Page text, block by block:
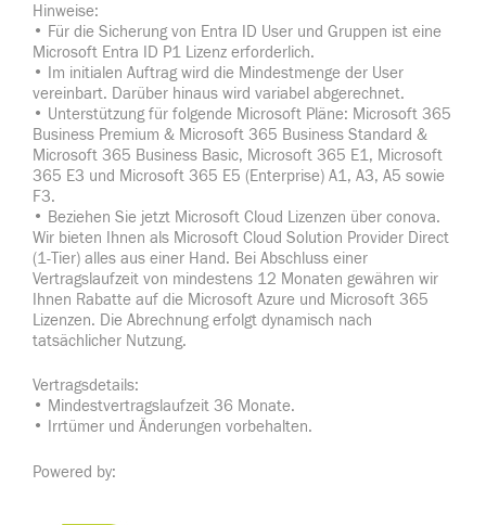
Hinweise:
• Für die Sicherung von Entra ID User und Gruppen ist eine
Microsoft Entra ID P1 Lizenz erforderlich.
• Im initialen Auftrag wird die Mindestmenge der User
vereinbart. Darüber hinaus wird variabel abgerechnet.
• Unterstützung für folgende Microsoft Pläne: Microsoft 365
Business Premium & Microsoft 365 Business Standard &
Microsoft 365 Business Basic, Microsoft 365 E1, Microsoft
365 E3 und Microsoft 365 E5 (Enterprise) A1, A3, A5 sowie
F3.
• Beziehen Sie jetzt Microsoft Cloud Lizenzen über conova.
Wir bieten Ihnen als Microsoft Cloud Solution Provider Direct
(1-Tier) alles aus einer Hand. Bei Abschluss einer
Vertragslaufzeit von mindestens 12 Monaten gewähren wir
Ihnen Rabatte auf die Microsoft Azure und Microsoft 365
Lizenzen. Die Abrechnung erfolgt dynamisch nach
tatsächlicher Nutzung.
Vertragsdetails:
• Mindestvertragslaufzeit 36 Monate.
• Irrtümer und Änderungen vorbehalten.
Powered by: